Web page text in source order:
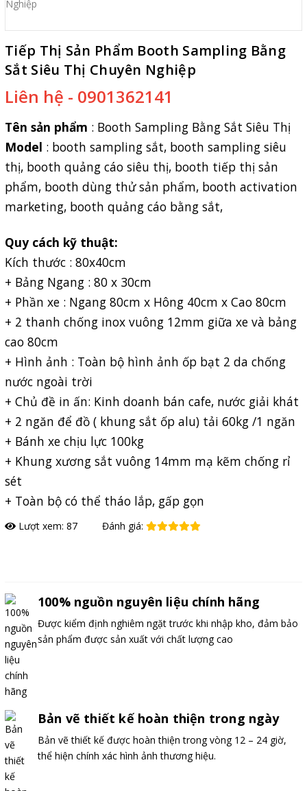
Tiếp Thị Sản Phẩm Booth Sampling Bằng
Sắt Siêu Thị Chuyên Nghiệp
Liên hệ - 0901362141
Tên sản phẩm : Booth Sampling Bằng Sắt Siêu Thị
Model : booth sampling sắt, booth sampling siêu
thị, booth quảng cáo siêu thị, booth tiếp thị sản
phẩm, booth dùng thử sản phẩm, booth activation
marketing, booth quảng cáo bằng sắt,
Quy cách kỹ thuật:
Kích thước : 80x40cm
+ Bảng Ngang : 80 x 30cm
+ Phần xe : Ngang 80cm x Hông 40cm x Cao 80cm
+ 2 thanh chống inox vuông 12mm giữa xe và bảng
cao 80cm
+ Hình ảnh : Toàn bộ hình ảnh ốp bạt 2 da chống
nước ngoài trời
+ Chủ đề in ấn: Kinh doanh bán cafe, nước giải khát
+ 2 ngăn để đồ ( khung sắt ốp alu) tải 60kg /1 ngăn
+ Bánh xe chịu lực 100kg
+ Khung xương sắt vuông 14mm mạ kẽm chống rỉ
sét
+ Toàn bộ có thể tháo lắp, gấp gọn
Lượt xem: 87 Đánh giá:
100% nguồn nguyên liệu chính hãng
Được kiểm định nghiêm ngặt trước khi nhập kho, đảm bảo
sản phẩm được sản xuất với chất lượng cao
Bản vẽ thiết kế hoàn thiện trong ngày
Bản vẽ thiết kế được hoàn thiện trong vòng 12 – 24 giờ,
thể hiện chính xác hình ảnh thương hiệu.